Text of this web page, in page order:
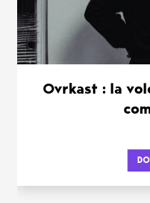
Ovrkast : la